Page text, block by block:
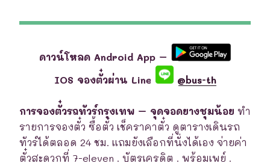
ดาวน์โหลด Android App –
IOS จองตั๋วผ่าน Line
@bus-th
การจองตั๋วรถทัวร์กรุงเทพ – จุดจอดยางชุมน้อย ทำ
รายการจองตั๋ว ซื้อตั๋ว เช็คราคาตั๋ว ดูตารางเดินรถ
ทัวร์ได้ตลอด 24 ชม. แถมยังเลือกที่นั่งได้เอง จ่ายค่า
ตั๋วสะดวกที่ 7-eleven . บัตรเครดิต . พร้อมเพย์ .